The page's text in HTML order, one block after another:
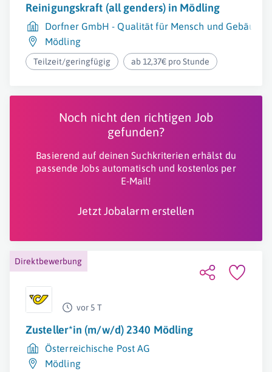
Reinigungskraft (all genders) in Mödling
Dorfner GmbH - Qualität für Mensch und Gebäude
Mödling
Teilzeit/geringfügig ab 12,37€ pro Stunde
Noch nicht den richtigen Job
gefunden?
Basierend auf deinen Suchkriterien erhälst du
passende Jobs automatisch und kostenlos per
E-Mail!
Jetzt Jobalarm erstellen
Direktbewerbung
vor 5 T
Zusteller*in (m/w/d) 2340 Mödling
Österreichische Post AG
Mödling